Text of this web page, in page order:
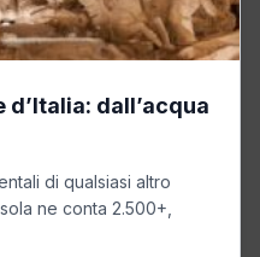
dall’acqua
di qualsiasi altro
ne conta 2.500+,